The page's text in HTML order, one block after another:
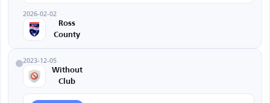
2026-02-02
Ross
County
2023-12-05
Without
Club